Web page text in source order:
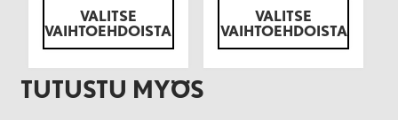
VALITSE
VAIHTOEHDOISTA
VALITSE
VAIHTOEHDOISTA
TUTUSTU MYÖS